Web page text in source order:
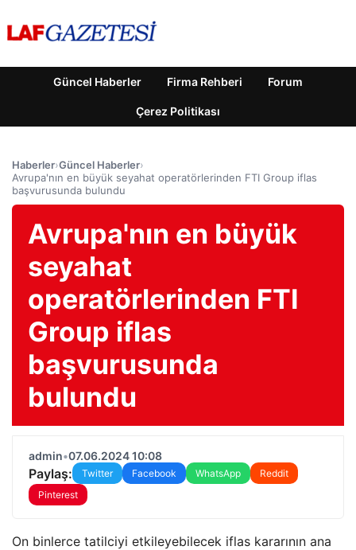
Güncel Haberler Firma Rehberi Forum
Çerez Politikası
Haberler›Güncel Haberler›
Avrupa'nın en büyük seyahat operatörlerinden FTI Group iflas
başvurusunda bulundu
Avrupa'nın en büyük
seyahat
operatörlerinden FTI
Group iflas
başvurusunda
bulundu
admin•07.06.2024 10:08
Paylaş: Twitter Facebook WhatsApp
Reddit
Pinterest
On binlerce tatilciyi etkileyebilecek iflas kararının ana